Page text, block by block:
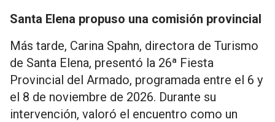
Santa Elena propuso una comisión provincial
Más tarde, Carina Spahn, directora de Turismo
de Santa Elena, presentó la 26ª Fiesta
Provincial del Armado, programada entre el 6 y
el 8 de noviembre de 2026. Durante su
intervención, valoró el encuentro como un